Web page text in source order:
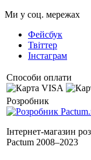
Ми у соц. мережах
Фейсбук
Твіттер
Інстаграм
Способи оплати
Розробник
Інтернет-магазин
Pactum 2008–2023